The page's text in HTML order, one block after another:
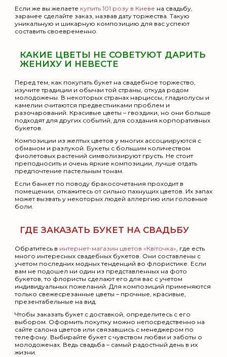
Если же вы желаете купить 101 розу в Киеве на свадьбу,
заранее сделайте заказ, назвав дату торжества. Такую
уникальную и шикарную композицию для вас успеют
составить своевременно.
КАКИЕ ЦВЕТЫ НЕ СОВЕТУЮТ ДАРИТЬ
ЖЕНИХУ И НЕВЕСТЕ
Перед тем, как покупать букет на свадебное торжество,
изучите традиции и обычаи той страны, откуда родом
молодожены. В некоторых странах нарциссы, гладиолусы и
камелии считаются предвестниками проблем и
разочарований. Красивые цветы – гвоздики, но они больше
подходят для других событий, для создания корпоративных
букетов.
Композиции из желтых цветов у многих ассоциируются с
обманом и разлукой. Букеты с большим количеством
фиолетовых растений символизируют грусть. Не стоит
преподносить и очень яркие композиции, лучше отдать
предпочтение пастельным тонам.
Если банкет по поводу бракосочетания проходит в
помещении, откажитесь от сильно пахнущих цветов. Их запах
может вызвать у некоторых людей аллергию или головные
боли.
ГДЕ ЗАКАЗАТЬ БУКЕТ НА СВАДЬБУ
Обратитесь в интернет-магазин цветов «Квіточка», где есть
много интересных свадебных букетов. Они составлены с
учетом последних модных тенденций во флористике. Если
вам не подошел ни один из представленных на фото
букетов, то флористы сделают его для вас с учетом
индивидуальных пожеланий. Для композиций применяются
только свежесрезанные цветы – прочные, красивые,
презентабельные на вид.
Чтобы заказать букет с доставкой, определитесь с его
выбором. Оформить покупку можно непосредственно на
сайте салона цветов или связавшись с менеджером по
телефону. Выбирайте букет с чувством любви и заботы о
молодоженах. Ведь свадьба – самый радостный день в их
жизни.